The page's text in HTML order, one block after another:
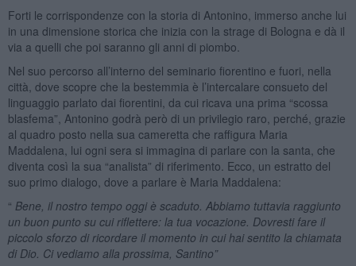
Forti le corrispondenze con la storia di Antonino, immerso anche lui
in una dimensione storica che inizia con la strage di Bologna e dà il
via a quelli che poi saranno gli anni di piombo.
Nel suo percorso all’interno del seminario fiorentino e fuori, nella
città, dove scopre che la bestemmia è l’intercalare consueto del
linguaggio parlato dai fiorentini, da cui ricava una prima “scossa
blasfema”, Antonino godrà però di un privilegio raro, perché, grazie
al quadro posto nella sua cameretta che raffigura Maria
Maddalena, lui ogni sera si immagina di parlare con la santa, che
diventa così la sua “analista” di riferimento. Ecco, un estratto del
suo primo dialogo, dove a parlare è Maria Maddalena:
“ Bene, il nostro tempo oggi è scaduto. Abbiamo tuttavia raggiunto
un buon punto su cui riflettere: la tua vocazione. Dovresti fare il
piccolo sforzo di ricordare il momento in cui hai sentito la chiamata
di Dio. Ci vediamo alla prossima, Santino”